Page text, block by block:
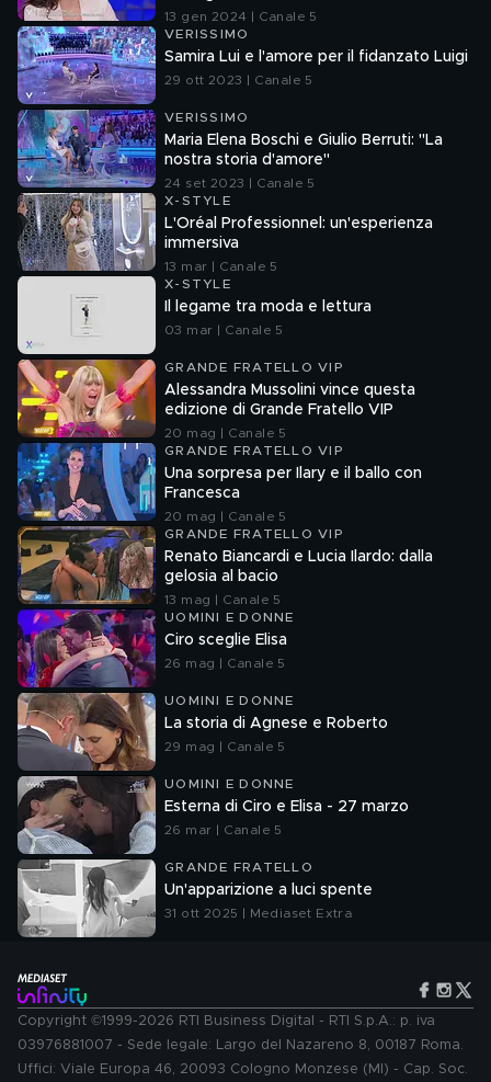
13 gen 2024 | Canale 5
VERISSIMO
Samira Lui e l'amore per il fidanzato Luigi
29 ott 2023 | Canale 5
VERISSIMO
Maria Elena Boschi e Giulio Berruti: "La
nostra storia d'amore"
24 set 2023 | Canale 5
X-STYLE
L'Oréal Professionnel: un'esperienza
immersiva
13 mar | Canale 5
X-STYLE
Il legame tra moda e lettura
03 mar | Canale 5
GRANDE FRATELLO VIP
Alessandra Mussolini vince questa
edizione di Grande Fratello VIP
20 mag | Canale 5
GRANDE FRATELLO VIP
Una sorpresa per Ilary e il ballo con
Francesca
20 mag | Canale 5
GRANDE FRATELLO VIP
Renato Biancardi e Lucia Ilardo: dalla
gelosia al bacio
13 mag | Canale 5
UOMINI E DONNE
Ciro sceglie Elisa
26 mag | Canale 5
UOMINI E DONNE
La storia di Agnese e Roberto
29 mag | Canale 5
UOMINI E DONNE
Esterna di Ciro e Elisa - 27 marzo
26 mar | Canale 5
GRANDE FRATELLO
Un'apparizione a luci spente
31 ott 2025 | Mediaset Extra
Copyright ©1999-2026 RTI Business Digital - RTI S.p.A.: p. iva
03976881007 - Sede legale: Largo del Nazareno 8, 00187 Roma.
Uffici: Viale Europa 46, 20093 Cologno Monzese (MI) - Cap. Soc.